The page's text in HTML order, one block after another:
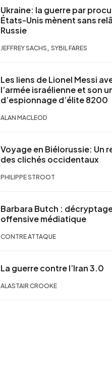
Ukraine: la guerre par
États-Unis mènent sans
Russie
JEFFREY SACHS , SYBIL FARES
Les liens de Lionel Messi
l’armée israélienne et son
d’espionnage d’élite 8200
ALAN MACLEOD
Voyage en Biélorussie: Un
des clichés occidentaux
PHILIPPE STROOT
Barbara Butch :
offensive médiatique
CONTRE ATTAQUE
La guerre contre l’Iran 3.0
ALASTAIR CROOKE